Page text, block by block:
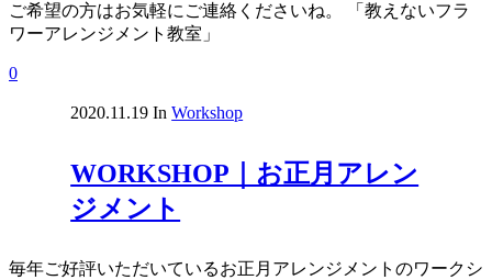
ご希望の方はお気軽にご連絡くださいね。 「教えないフラ
ワーアレンジメント教室」
0
2020.11.19 In Workshop
WORKSHOP｜お正月アレン
ジメント
毎年ご好評いただいているお正月アレンジメントのワークシ